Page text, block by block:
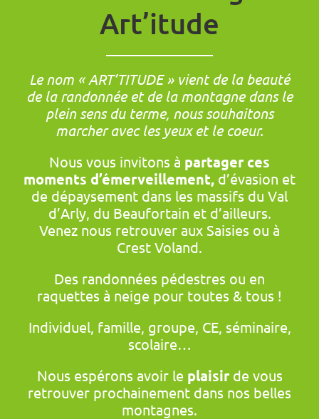
Art’itude
Le nom « ART’TITUDE » vient de la beauté
de la randonnée et de la montagne dans le
plein sens du terme, nous souhaitons
marcher avec les yeux et le coeur.
Nous vous invitons à partager ces
moments d’émerveillement, d’évasion et
de dépaysement dans les massifs du Val
d’Arly, du Beaufortain et d’ailleurs.
Venez nous retrouver aux Saisies ou à
Crest Voland.
Des randonnées pédestres ou en
raquettes à neige pour toutes & tous !
Individuel, famille, groupe, CE, séminaire,
scolaire…
Nous espérons avoir le plaisirde vous
retrouver prochainement dans nos belles
montagnes.